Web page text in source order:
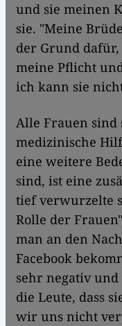
und sie meinen
sie. "Meine
der Grund
meine Pflicht
ich kann sie
Alle Frauen sind
medizinische
eine weitere
sind, ist eine
tief verwurzelte
Rolle der
man an den
Facebook
sehr negativ und
die Leute, dass
wir uns nicht